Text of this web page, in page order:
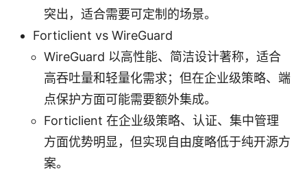
突出，适合需要可定制的场景。
Forticlient vs WireGuard
WireGuard 以高性能、简洁设计著称，适合
高吞吐量和轻量化需求；但在企业级策略、端
点保护方面可能需要额外集成。
Forticlient 在企业级策略、认证、集中管理
方面优势明显，但实现自由度略低于纯开源方
案。